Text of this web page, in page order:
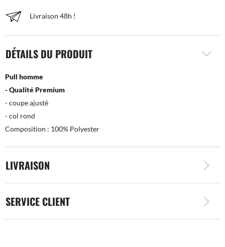
Livraison 48h !
DÉTAILS DU PRODUIT
Pull homme
- Qualité Premium
- coupe ajusté
- col rond
Composition : 100% Polyester
LIVRAISON
SERVICE CLIENT